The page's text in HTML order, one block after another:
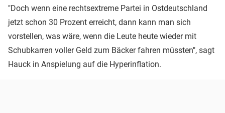
"Doch wenn eine rechtsextreme Partei in Ostdeutschland
jetzt schon 30 Prozent erreicht, dann kann man sich
vorstellen, was wäre, wenn die Leute heute wieder mit
Schubkarren voller Geld zum Bäcker fahren müssten", sagt
Hauck in Anspielung auf die Hyperinflation.